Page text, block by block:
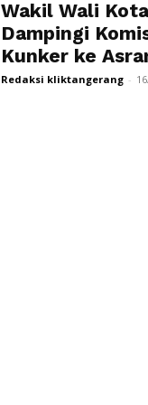
Wakil Wali
Dampingi
Kunker ke
Redaksi kliktangerang -